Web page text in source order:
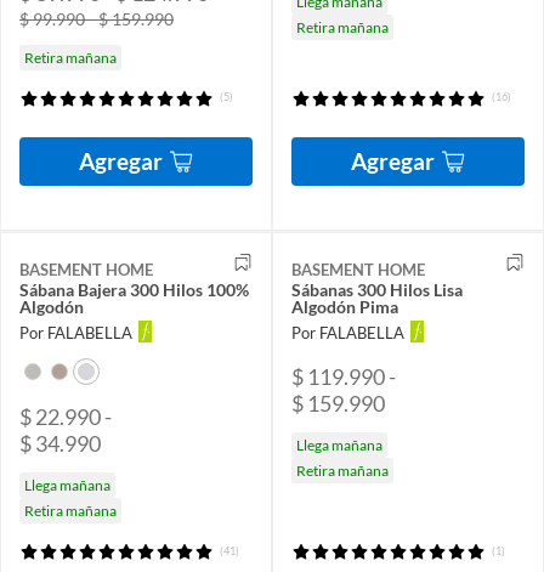
$ 99.990 - $ 159.990
Retira mañana
(5)
Agregar
Retira mañana
(16)
Agregar
BASEMENT HOME
Sábana Bajera 300 Hilos 100%
Algodón
Por FALABELLA
$ 22.990 -
$ 34.990
Llega mañana
Retira mañana
(41)
BASEMENT HOME
Sábanas 300 Hilos Lisa
Algodón Pima
Por FALABELLA
$ 119.990 -
$ 159.990
Llega mañana
Retira mañana
(1)